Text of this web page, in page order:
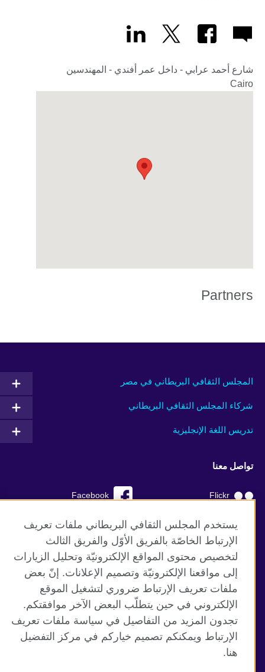
شارع أحمد عرابي - داخل عمر أفندي - المهندسين
Cairo
Partners
المجلس الثقافي البريطاني في مصر
شركاء المجلس الثقافي البريطاني
تدريس اللغة الإنجليزية
تواصل معنا
Facebook Flickr
YouTube RSS
TikTok
موقع المجلس الثقافي البريطاني العالمي
الخصوصية وشروط الاستخدام
ملفات تعريف الإرتباط
خارطة الموقع
يستخدم المجلس الثقافي البريطاني ملفات تعريف
الإرتباط الخاصّة بالفريق الأوّل والفريق الثالث
لتخصيص محتوى المواقع الإلكترونيّة وتحليل الزيارات
إلى مواقعنا الإلكترونيّة وتصميم الإعلانات. إنّ بعض
ملفات تعريف الإرتباط ضروري لتشغيل الموقع
الإلكتروني في حين يتطلّب البعض الآخر موافقتكم.
تجدون المزيد من التفاصيل في سياسة ملفات تعريف
الإرتباط ويمكنكم تصميم خياركم في مركز التفضيل
هنا.